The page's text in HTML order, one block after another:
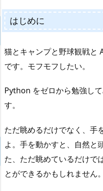
はじめに
猫とキャンプと野球観戦と
です。モフモフしたい。
Python をゼロから勉強し
す。
ただ眺めるだけでなく、手
よ。手を動かすと、自然と
た、ただ眺めているだけで
とができるかもしれません。